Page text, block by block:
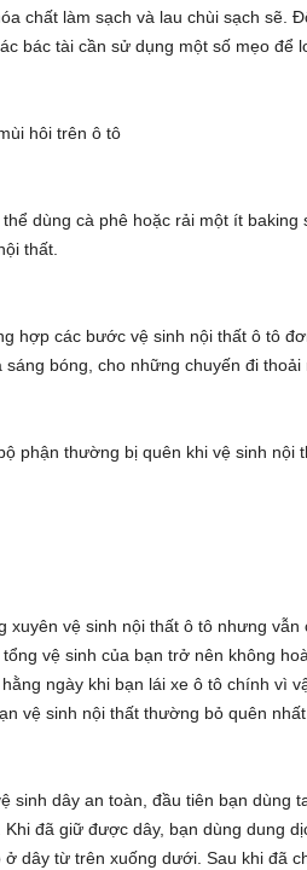
chất làm sạch và lau chùi sạch sẽ.
bác tài cần sử dụng một số mẹo để
hôi trên ô tô
dùng cà phê hoặc rải một ít
thất.
hợp các bước vệ sinh nội thất ô tô
sáng bóng, cho những chuyến đi thoải
phận thường bị quên khi vệ sinh nội
xuyên vệ sinh nội thất ô tô nhưng
tổng vệ sinh của bạn trở nên không
ngày khi bạn lái xe ô tô chính vì
vệ sinh nội thất thường bỏ quên
sinh dây an toàn, đầu tiên bạn dùng
Khi đã giữ được dây, bạn dùng dung
ở dây từ trên xuống dưới. Sau khi đã